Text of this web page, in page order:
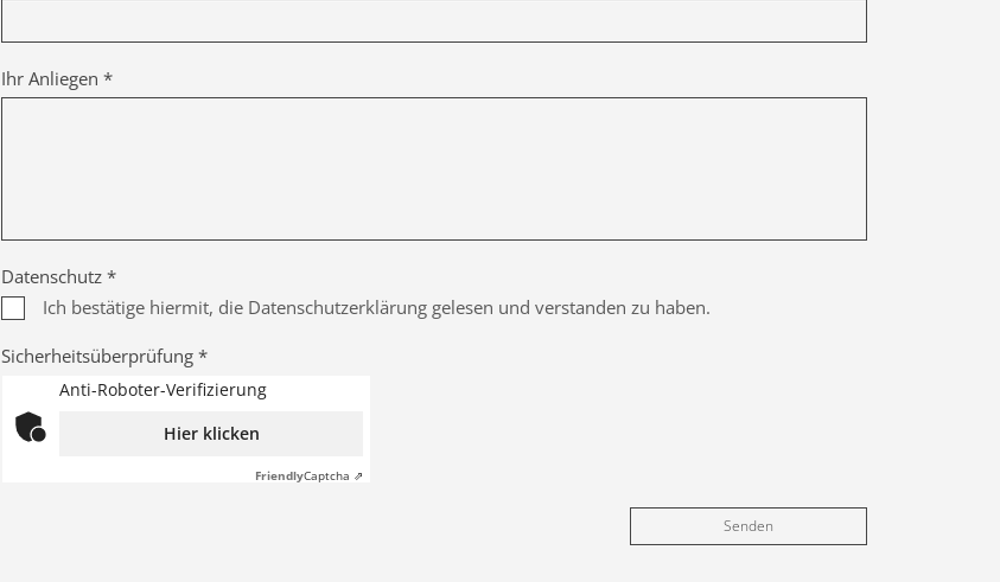
Ihr Anliegen *
Datenschutz *
Ich bestätige hiermit, die Datenschutzerklärung gelesen und verstanden zu haben.
Sicherheitsüberprüfung *
Anti-Roboter-Verifizierung
Hier klicken
FriendlyCaptcha ⇗